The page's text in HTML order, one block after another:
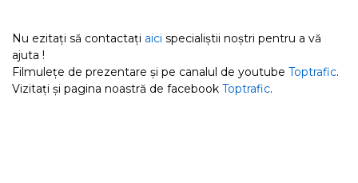
Nu ezitați să contactați aici specialiștii noștri pentru a vă
ajuta !
Filmulețe de prezentare și pe canalul de youtube Toptrafic.
Vizitați și pagina noastră de facebook Toptrafic.